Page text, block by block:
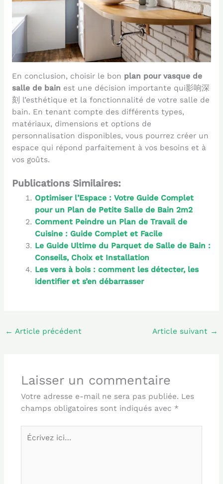
En conclusion, choisir le bon plan pour vasque de
salle de bain est une décision importante qui影响深
刻 l’esthétique et la fonctionnalité de votre salle de
bain. En tenant compte des différents types,
matériaux, dimensions et options de
personnalisation disponibles, vous pourrez créer un
espace qui répond parfaitement à vos besoins et à
vos goûts.
Publications Similaires:
Optimiser l’Espace : Votre Guide Complet
pour un Plan de Petite Salle de Bain 2m2
Comment Peindre un Plan de Travail de
Cuisine : Guide Complet et Facile
Le Guide Ultime du Parquet de Salle de Bain :
Conseils, Choix et Installation
Les vers à bois : comment les détecter, les
identifier et s’en débarrasser
← Article précédent Article suivant →
Laisser un commentaire
Votre adresse e-mail ne sera pas publiée. Les
champs obligatoires sont indiqués avec *
Écrivez
ici…